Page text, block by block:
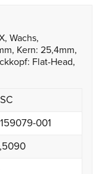
Wachs,
Kern: 25,4mm,
Flat-Head,
001